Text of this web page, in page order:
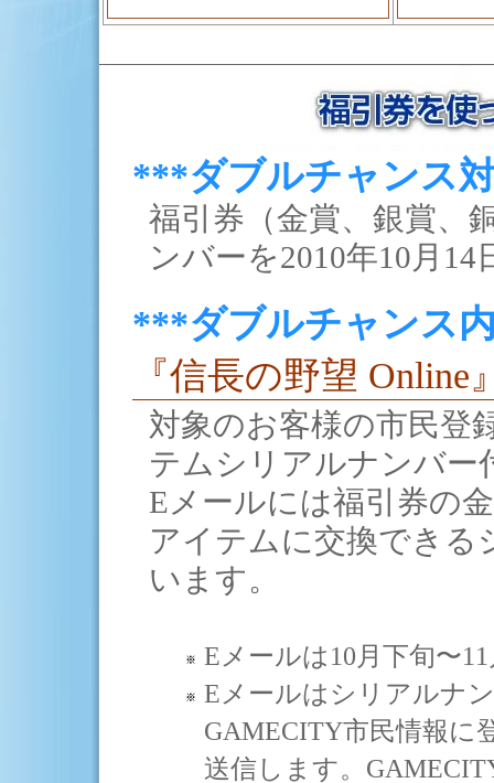
***ダブルチャンス
福引券（金賞、銀賞、
ンバーを2010年10月
***ダブルチャンス
『信長の野望 Online
対象のお客様の市民登
テムシリアルナンバー
Eメールには福引券の
アイテムに交換できる
います。
Eメールは10月下旬〜
Eメールはシリアルナ
GAMECITY市民情報に
送信します。